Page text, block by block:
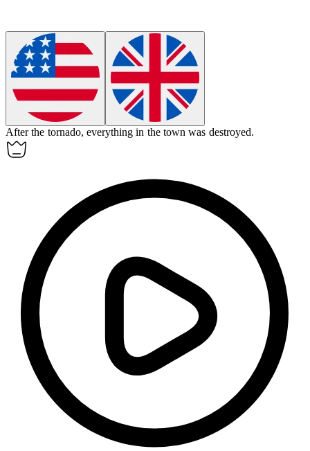
After the tornado, everything in the town was destroyed.